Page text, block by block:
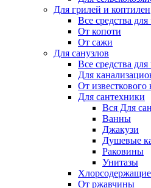
Для грилей и коптилен
Все средства
От копоти
От сажи
Для санузлов
Все средства
Для
От известкового
Для сантехники
Вся Для
Ванны
Джакузи
Душевые
Раковины
Унитазы
Хлорсодержащие
От ржавчины